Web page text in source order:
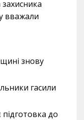
вважали
знову
гасили
до